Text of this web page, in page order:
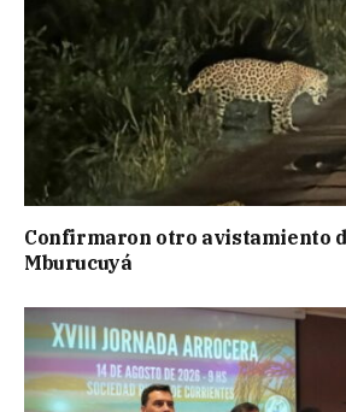
Confirmaron otro avistamiento
Mburucuyá